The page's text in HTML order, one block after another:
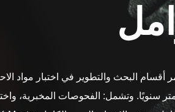
سنويًا. وتشمل: الفحوصات المخبرية،